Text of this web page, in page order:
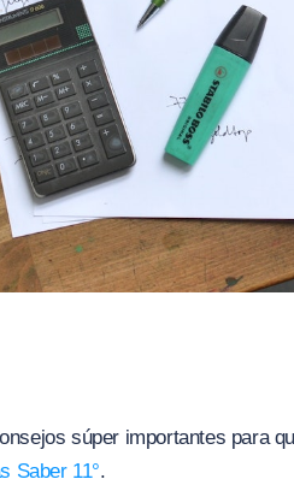
súper importantes para
Saber 11°.